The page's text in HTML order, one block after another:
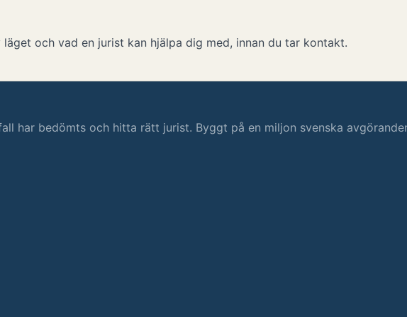
och vad en jurist kan hjälpa dig med, innan du tar kontakt.
har bedömts och hitta rätt jurist. Byggt på en miljon svenska